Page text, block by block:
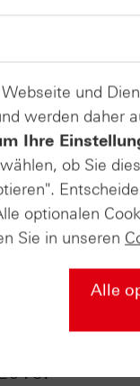
und
werden daher
Ihre
ob Sie
optionalen
Sie in unseren
Alle